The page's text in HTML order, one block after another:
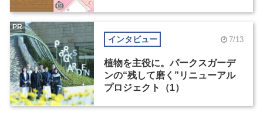
インタビュー 7/13
植物を主役に。パークスガーデ
ンの“残して磨く”リニューアル
プロジェクト（1）
PR